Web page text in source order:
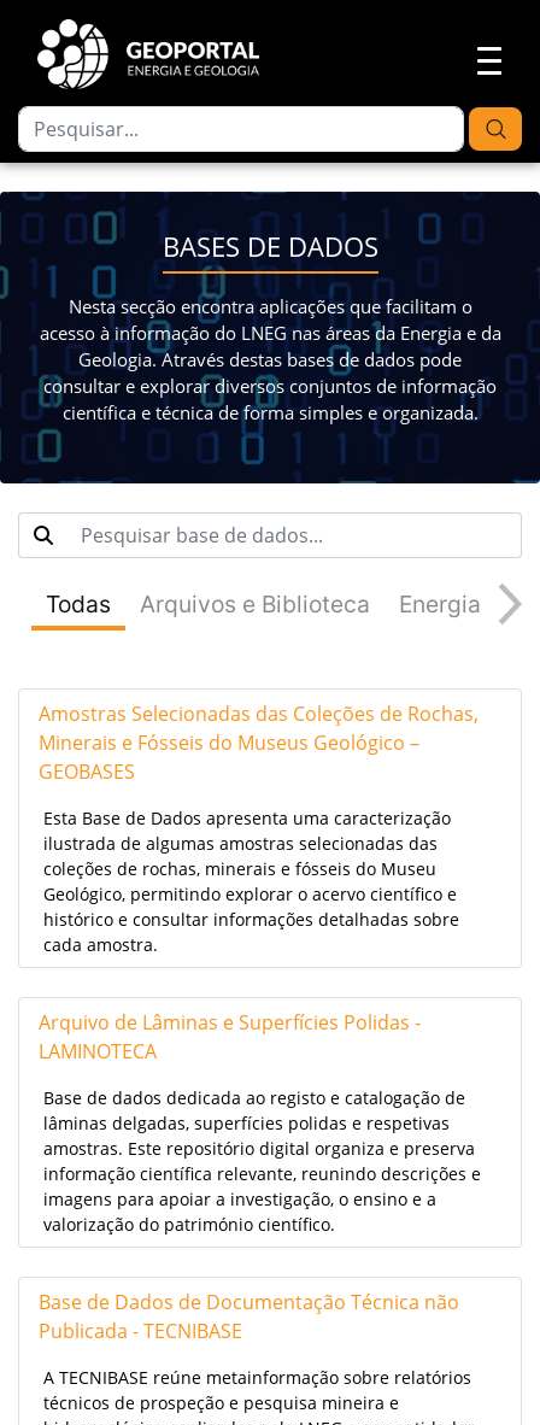
BASES DE DADOS
Nesta secção encontra aplicações que facilitam o
acesso à informação do LNEG nas áreas da Energia e da
Geologia. Através destas bases de dados pode
consultar e explorar diversos conjuntos de informação
científica e técnica de forma simples e organizada.
Todas Arquivos e Biblioteca Energia
Amostras Selecionadas das Coleções de Rochas,
Minerais e Fósseis do Museus Geológico –
GEOBASES
Esta Base de Dados apresenta uma caracterização
ilustrada de algumas amostras selecionadas das
coleções de rochas, minerais e fósseis do Museu
Geológico, permitindo explorar o acervo científico e
histórico e consultar informações detalhadas sobre
cada amostra.
Arquivo de Lâminas e Superfícies Polidas -
LAMINOTECA
Base de dados dedicada ao registo e catalogação de
lâminas delgadas, superfícies polidas e respetivas
amostras. Este repositório digital organiza e preserva
informação científica relevante, reunindo descrições e
imagens para apoiar a investigação, o ensino e a
valorização do património científico.
Base de Dados de Documentação Técnica não
Publicada - TECNIBASE
A TECNIBASE reúne metainformação sobre relatórios
técnicos de prospeção e pesquisa mineira e